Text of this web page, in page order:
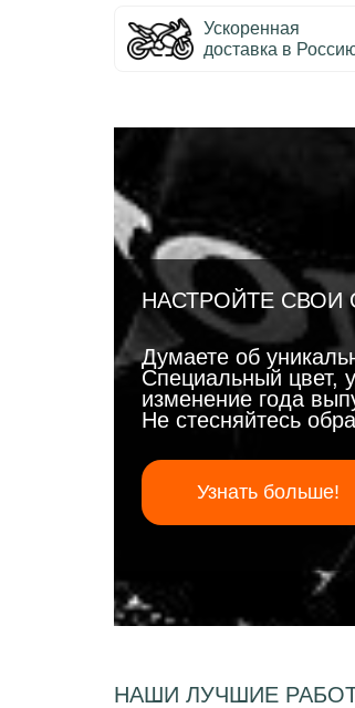
Ускоренная
доставка в
НАСТРОЙТЕ СВОИ
Думаете об
Специальный цвет,
изменение года
Не стесняйтесь
Узнать больше!
НАШИ ЛУЧШИЕ